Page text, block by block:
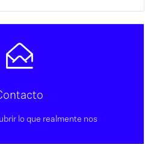
lo que realmente nos